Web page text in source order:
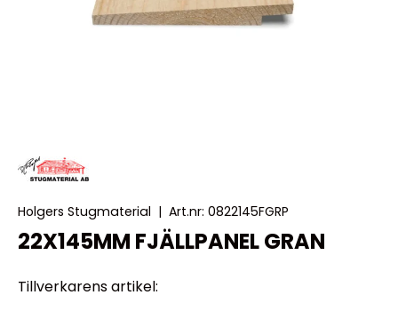
Holgers Stugmaterial | Art.nr: 0822145FGRP
22X145MM FJÄLLPANEL GRAN
Tillverkarens artikel: